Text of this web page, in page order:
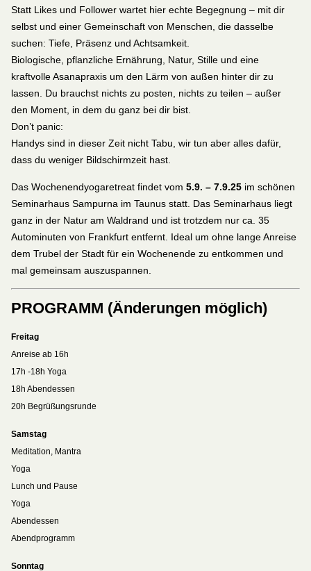
Statt Likes und Follower wartet hier echte Begegnung – mit dir
selbst und einer Gemeinschaft von Menschen, die dasselbe
suchen: Tiefe, Präsenz und Achtsamkeit.
Biologische, pflanzliche Ernährung, Natur, Stille und eine
kraftvolle Asanapraxis um den Lärm von außen hinter dir zu
lassen. Du brauchst nichts zu posten, nichts zu teilen – außer
den Moment, in dem du ganz bei dir bist.
Don’t panic:
Handys sind in dieser Zeit nicht Tabu, wir tun aber alles dafür,
dass du weniger Bildschirmzeit hast.
Das Wochenendyogaretreat findet vom 5.9. – 7.9.25 im schönen
Seminarhaus Sampurna im Taunus statt. Das Seminarhaus liegt
ganz in der Natur am Waldrand und ist trotzdem nur ca. 35
Autominuten von Frankfurt entfernt. Ideal um ohne lange Anreise
dem Trubel der Stadt für ein Wochenende zu entkommen und
mal gemeinsam auszuspannen.
PROGRAMM (Änderungen möglich)
Freitag
Anreise ab 16h
17h -18h Yoga
18h Abendessen
20h Begrüßungsrunde
Samstag
Meditation, Mantra
Yoga
Lunch und Pause
Yoga
Abendessen
Abendprogramm
Sonntag